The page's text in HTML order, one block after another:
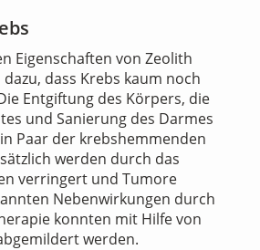
Eigenschaften von Zeolith
dass Krebs kaum noch
Entgiftung des Körpers, die
und Sanierung des Darmes
Paar der krebshemmenden
werden durch das
verringert und Tumore
Nebenwirkungen durch
konnten mit Hilfe von
werden.